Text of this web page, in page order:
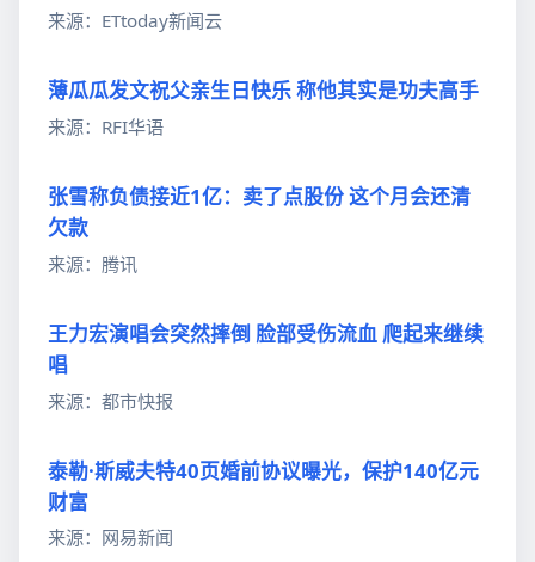
来源：ETtoday新闻云
薄瓜瓜发文祝父亲生日快乐 称他其实是功夫高手
来源：RFI华语
张雪称负债接近1亿：卖了点股份 这个月会还清
欠款
来源：腾讯
王力宏演唱会突然摔倒 脸部受伤流血 爬起来继续
唱
来源：都市快报
泰勒·斯威夫特40页婚前协议曝光，保护140亿元
财富
来源：网易新闻